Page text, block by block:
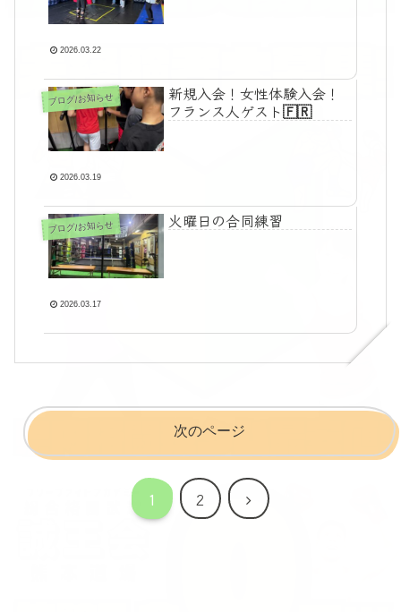
2026.03.22
ブログ/お知らせ
新規入会！女性体験入会！
フランス人ゲスト🇫🇷
2026.03.19
ブログ/お知らせ 火曜日の合同練習
2026.03.17
次のページ
1 2
次